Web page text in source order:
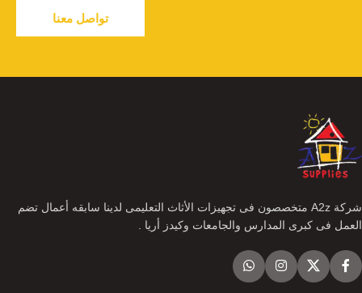
تواصل معنا
شركة A2z متخصصون فى تجهيزات الأثاث التعليمى لدينا سابقه أعمال تضم
العمل فى كبرى المدارس والجامعات وكيدز أريا .